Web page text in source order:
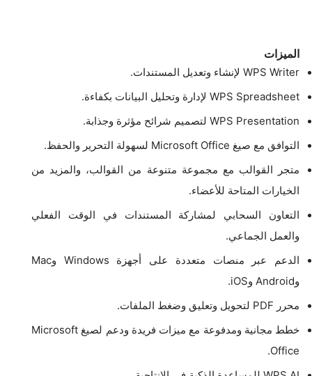
الميزات
WPS Writer لإنشاء وتعديل المستندات.
WPS Spreadsheet لإدارة وتحليل البيانات بكفاءة.
WPS Presentation لتصميم شرائح مؤثرة وجذابة.
التوافق مع صيغ Microsoft Office لسهولة التحرير والحفظ.
متجر القوالب مع مجموعة متنوعة من القوالب، والمزيد من
الخيارات المتاحة للأعضاء.
التعاون السحابي لمشاركة المستندات في الوقت الفعلي
والعمل الجماعي.
الدعم عبر منصات متعددة على أجهزة Windows وMac
وAndroid وiOS.
محرر PDF لتحويل وتعليق وضغط الملفات.
خطط مجانية ومدفوعة مع ميزات فريدة ودعم لصيغ Microsoft
Office.